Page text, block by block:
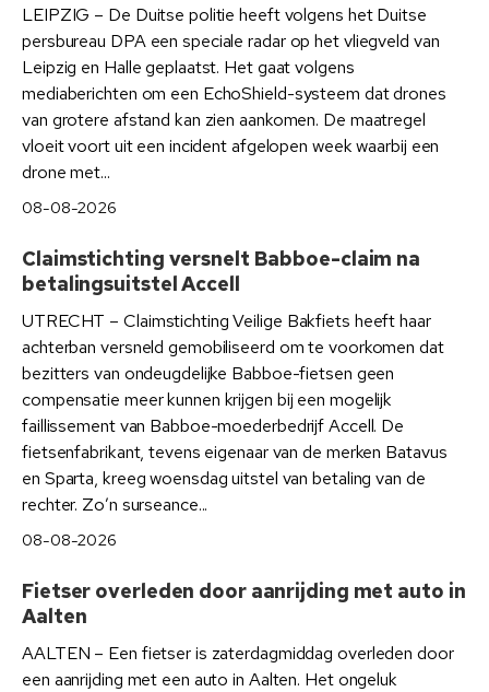
LEIPZIG – De Duitse politie heeft volgens het Duitse
persbureau DPA een speciale radar op het vliegveld van
Leipzig en Halle geplaatst. Het gaat volgens
mediaberichten om een EchoShield-systeem dat drones
van grotere afstand kan zien aankomen. De maatregel
vloeit voort uit een incident afgelopen week waarbij een
drone met...
08-08-2026
Claimstichting versnelt Babboe-claim na
betalingsuitstel Accell
UTRECHT – Claimstichting Veilige Bakfiets heeft haar
achterban versneld gemobiliseerd om te voorkomen dat
bezitters van ondeugdelijke Babboe-fietsen geen
compensatie meer kunnen krijgen bij een mogelijk
faillissement van Babboe-moederbedrijf Accell. De
fietsenfabrikant, tevens eigenaar van de merken Batavus
en Sparta, kreeg woensdag uitstel van betaling van de
rechter. Zo’n surseance...
08-08-2026
Fietser overleden door aanrijding met auto in
Aalten
AALTEN – Een fietser is zaterdagmiddag overleden door
een aanrijding met een auto in Aalten. Het ongeluk